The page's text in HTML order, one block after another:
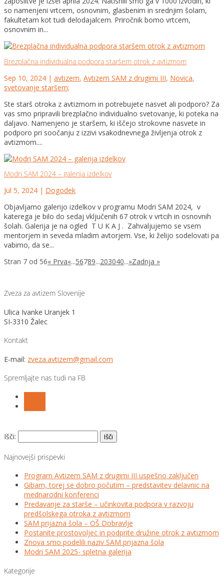
so namenjeni vrtcem, osnovnim, glasbenim in srednjim šolam,
fakultetam kot tudi delodajalcem. Priročnik bomo vrtcem,
osnovnim in...
Brezplačna individualna podpora staršem otrok z avtizmom
Sep 10, 2024 | avtizem, Avtizem SAM z drugimi III, Novica,
svetovanje staršem;
Ste starš otroka z avtizmom in potrebujete nasvet ali podporo? Za
vas smo pripravili brezplačno individualno svetovanje, ki poteka na
daljavo. Namenjeno je staršem, ki iščejo strokovne nasvete in
podporo pri soočanju z izzivi vsakodnevnega življenja otrok z
avtizmom....
Modri SAM 2024 – galerija izdelkov
Jul 5, 2024 | Dogodek
Objavljamo galerijo izdelkov v programu Modri SAM 2024, v
katerega je bilo do sedaj vključenih 67 otrok v vrtcih in osnovnih
šolah. Galerija je na ogled T U K A J . Zahvaljujemo se vsem
mentorjem in seveda mladim avtorjem. Vse, ki želijo sodelovati pa
vabimo, da se...
Stran 7 od 56« Prva«...56789...203040...»Zadnja »
Zveza za avtizem Slovenije
Ulica Ivanke Uranjek 1
SI-3310 Žalec
Kontakt
E-mail: zveza.avtizem@gmail.com
Spremljajte nas tudi na FB
Išči:
Najnovejši prispevki
Program Avtizem SAM z drugimi III uspešno zaključen
Gibam, torej se dobro počutim – predstavitev delavnic na
mednarodni konferenci
Predavanje za starše – učinkovita podpora v razvoju
predšolskega otroka z avtizmom
SAM prijazna šola – OŠ Dobravlje
Postanite prostovoljec in podprite družine otrok z avtizmom
Znova smo podelili naziv SAM prijazna šola
Modri SAM 2025- spletna galerija
Kategorije